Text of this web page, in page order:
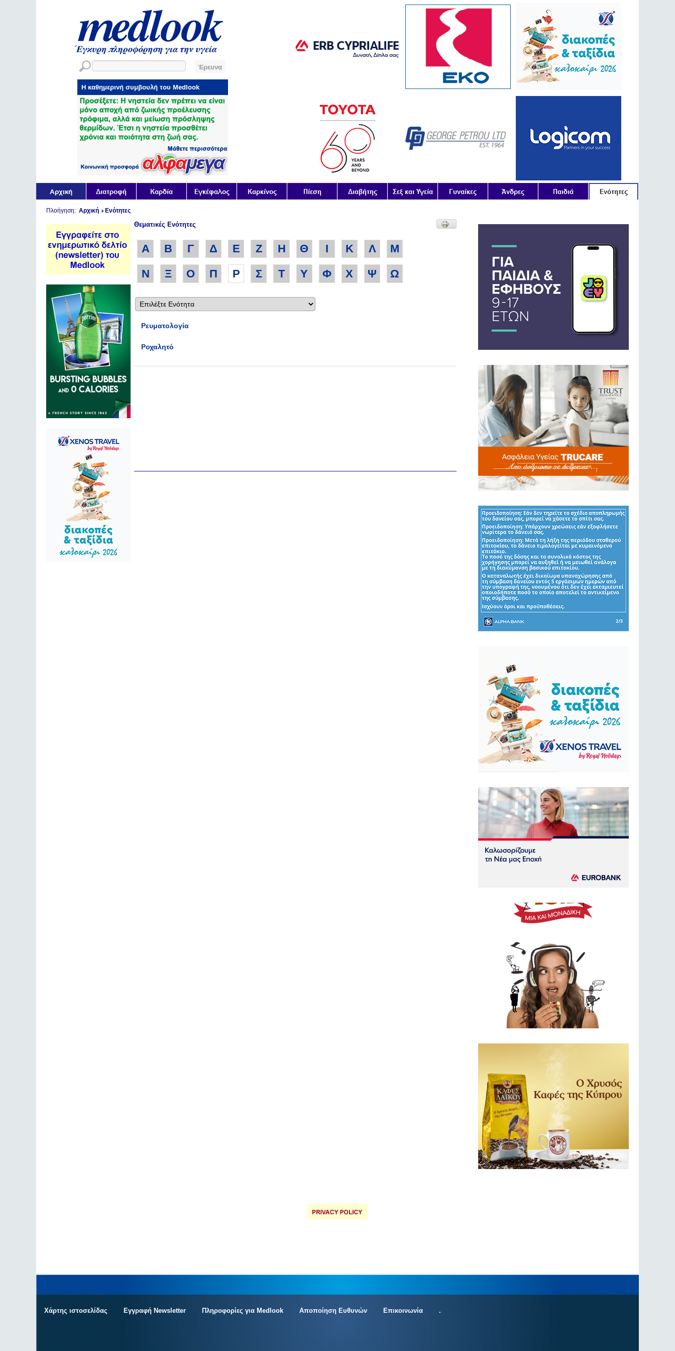
Πλοήγηση: Αρχική Ενότητες
Θεματικές Ενότητες
Α Β Γ Δ Ε Ζ Η Θ Ι Κ Λ
Μ
Ν
Ξ Ο Π Ρ Σ Τ Υ Φ Χ Ψ Ω
Ρευματολογία
Ροχαλητό
Χάρτης ιστοσελίδας Εγγραφή Newsletter Πληροφορίες για Medlook Αποποίηση Ευθυνών Επικοινωνία .